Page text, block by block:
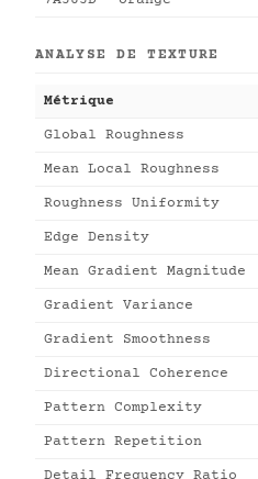
ANALYSE DE TEXTURE
Métrique
Global Roughness
Mean Local Roughness
Roughness Uniformity
Edge Density
Mean Gradient Magnitude
Gradient Variance
Gradient Smoothness
Directional Coherence
Pattern Complexity
Pattern Repetition
Detail Frequency Ratio